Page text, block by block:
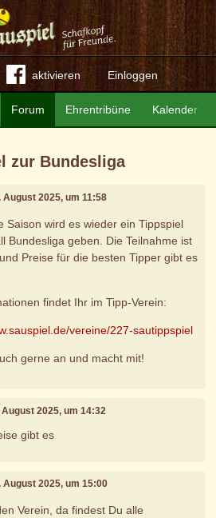
aktivieren Einloggen
Forum Ehrentribüne Kalender
zur Bundesliga
August 2025, um 11:58
Saison wird es wieder ein Tippspiel
Bundesliga geben. Die Teilnahme ist
Preise für die besten Tipper gibt es
findet Ihr im Tipp-Verein:
vereine/227-sautippspiel
gerne an und macht mit!
August 2025, um 14:32
gibt es
August 2025, um 15:00
Verein, da findest Du alle